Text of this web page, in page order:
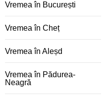
Vremea în București
Vremea în Cheț
Vremea în Aleșd
Vremea în Pădurea-
Neagră